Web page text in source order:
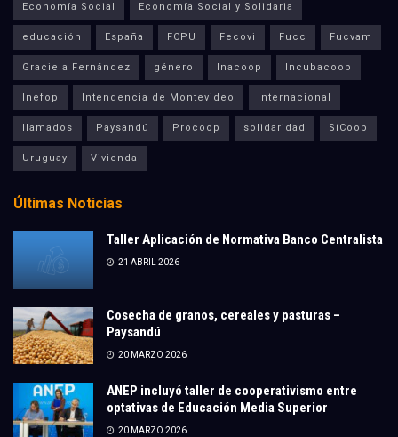
Economía Social Economía Social y Solidaria
educación España FCPU Fecovi Fucc Fucvam
Graciela Fernández género Inacoop Incubacoop
Inefop Intendencia de Montevideo Internacional
llamados Paysandú Procoop solidaridad SíCoop
Uruguay Vivienda
Últimas Noticias
Taller Aplicación de Normativa Banco Centralista
21 ABRIL 2026
Cosecha de granos, cereales y pasturas –
Paysandú
20 MARZO 2026
ANEP incluyó taller de cooperativismo entre
optativas de Educación Media Superior
20 MARZO 2026